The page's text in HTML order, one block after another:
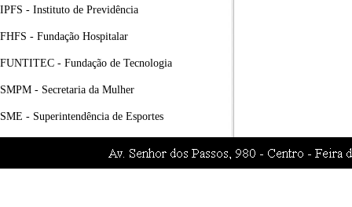
IPFS - Instituto de Previdência
FHFS - Fundação Hospitalar
FUNTITEC - Fundação de Tecnologia
SMPM - Secretaria da Mulher
SME - Superintendência de Esportes